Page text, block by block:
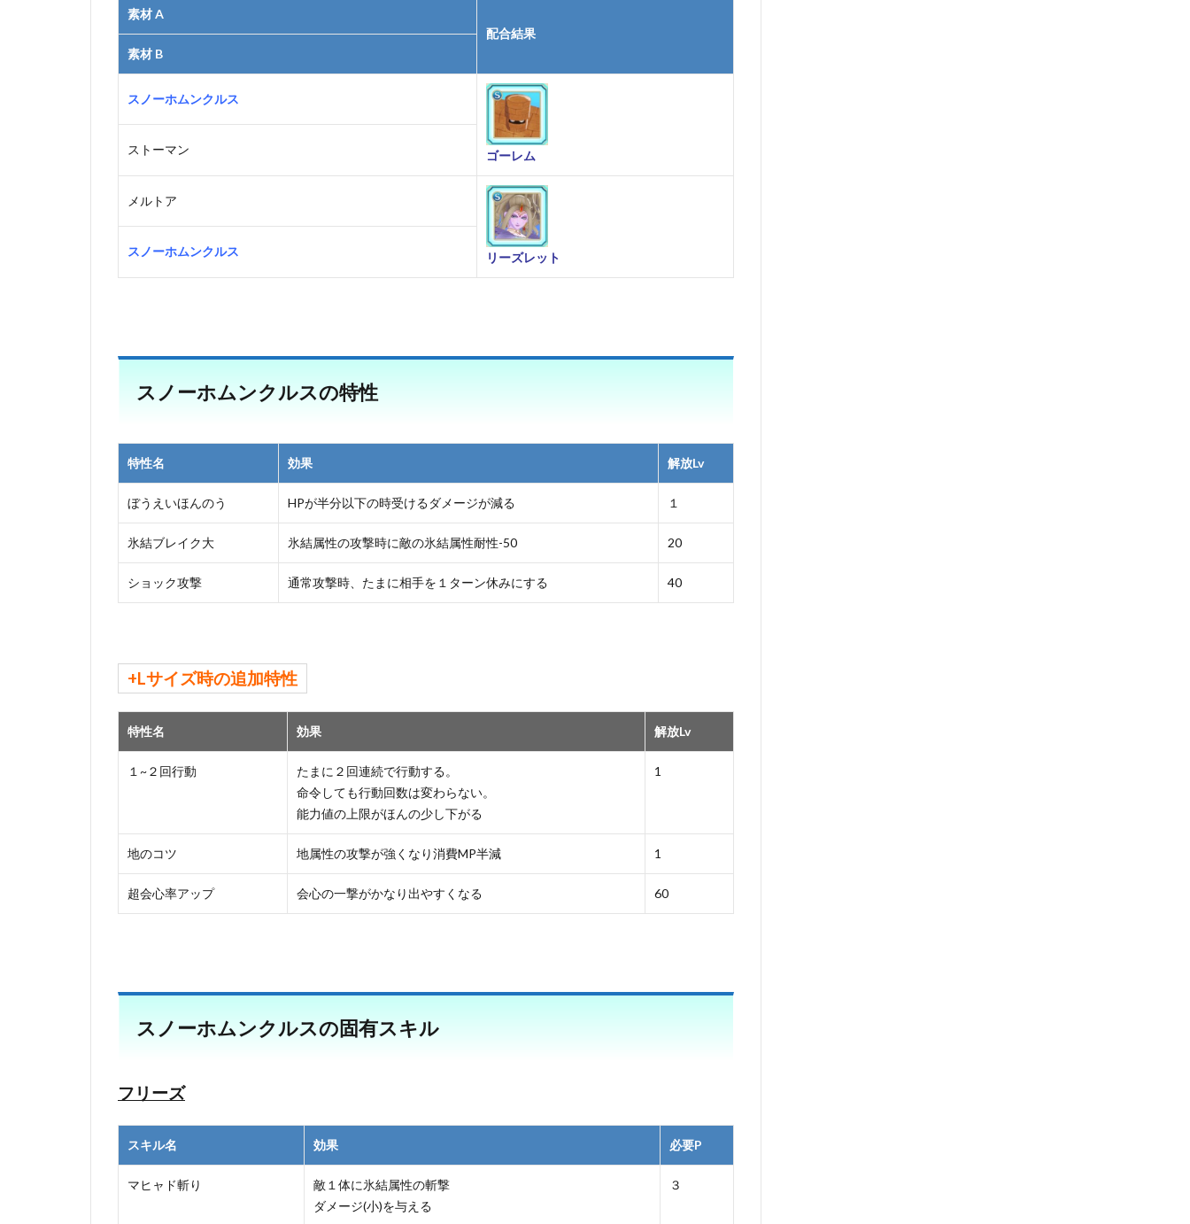
素材 A
配合結果
素材 B
スノーホムンクルス
ゴーレム
ストーマン
メルトア
リーズレット
スノーホムンクルス
スノーホムンクルスの特性
特性名 効果 解放Lv
ぼうえいほんのう HPが半分以下の時受けるダメージが減る １
氷結ブレイク大 氷結属性の攻撃時に敵の氷結属性耐性-50 20
ショック攻撃 通常攻撃時、たまに相手を１ターン休みにする 40
+Lサイズ時の追加特性
特性名 効果 解放Lv
１~２回行動
たまに２回連続で行動する。
命令しても行動回数は変わらない。
能力値の上限がほんの少し下がる
1
地のコツ 地属性の攻撃が強くなり消費MP半減 1
超会心率アップ 会心の一撃がかなり出やすくなる 60
スノーホムンクルスの固有スキル
フリーズ
スキル名 効果 必要P
マヒャド斬り
敵１体に氷結属性の斬撃
ダメージ(小)を与える
３